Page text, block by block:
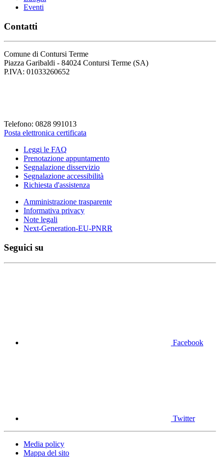
Eventi
Contatti
Comune di Contursi Terme
Piazza Garibaldi - 84024 Contursi Terme (SA)
P.IVA: 01033260652
Telefono: 0828 991013
Posta elettronica certificata
Leggi le FAQ
Prenotazione appuntamento
Segnalazione disservizio
Segnalazione accessibilità
Richiesta d'assistenza
Amministrazione trasparente
Informativa privacy
Note legali
Next-Generation-EU-PNRR
Seguici su
Facebook
Twitter
Media policy
Mappa del sito